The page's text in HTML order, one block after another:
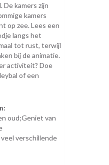
De kamers zijn
kamers
op zee. Lees een
langs het
tot rust, terwijl
bij de animatie.
activiteit? Doe
of een
oud;Geniet van
verschillende